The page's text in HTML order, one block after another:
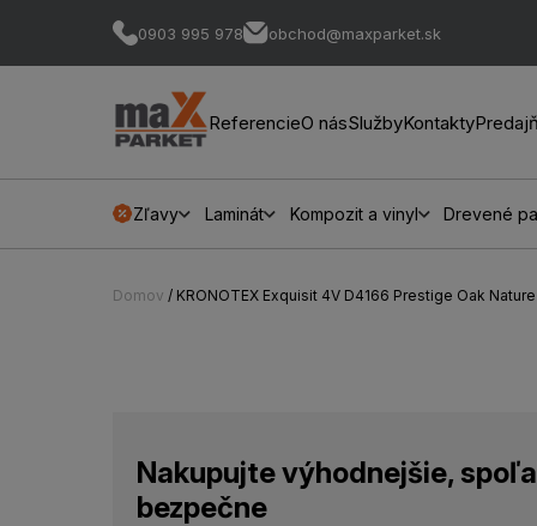
0903 995 978 obchod@maxparket.sk
ReferencieO násSlužbyKontakty
Zľavy Laminát Kompozit a vinyl Drevené
Domov / KRONOTEX Exquisit 4V D4166 Prestige Oak
Nakupujte výhodnejšie,
bezpečne